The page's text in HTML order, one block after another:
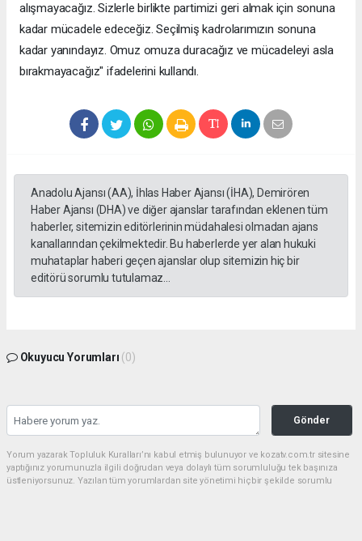
alışmayacağız. Sizlerle birlikte partimizi geri almak için sonuna
kadar mücadele edeceğiz. Seçilmiş kadrolarımızın sonuna
kadar yanındayız. Omuz omuza duracağız ve mücadeleyi asla
bırakmayacağız" ifadelerini kullandı.
Anadolu Ajansı (AA), İhlas Haber Ajansı (İHA), Demirören
Haber Ajansı (DHA) ve diğer ajanslar tarafından eklenen tüm
haberler, sitemizin editörlerinin müdahalesi olmadan ajans
kanallarından çekilmektedir. Bu haberlerde yer alan hukuki
muhataplar haberi geçen ajanslar olup sitemizin hiç bir
editörü sorumlu tutulamaz...
Okuyucu Yorumları (0)
Gönder
Yorum yazarak Topluluk Kuralları’nı kabul etmiş bulunuyor ve kozatv.com.tr sitesine
yaptığınız yorumunuzla ilgili doğrudan veya dolaylı tüm sorumluluğu tek başınıza
üstleniyorsunuz. Yazılan tüm yorumlardan site yönetimi hiçbir şekilde sorumlu